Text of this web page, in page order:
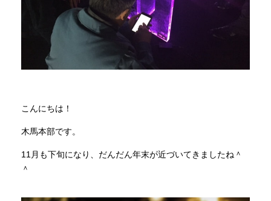
直営店
イベント
全商品一覧
こんにちは！
木馬本部です。
11月も下旬になり、だんだん年末が近づいてきましたね＾
＾